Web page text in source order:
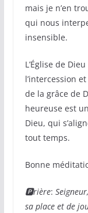
mais je n’en
qui nous
insensible.
L’Église de
l’intercession
de la grâce de
heureuse est
Dieu, qui
tout temps.
Bonne
🅿rière:
sa place et de